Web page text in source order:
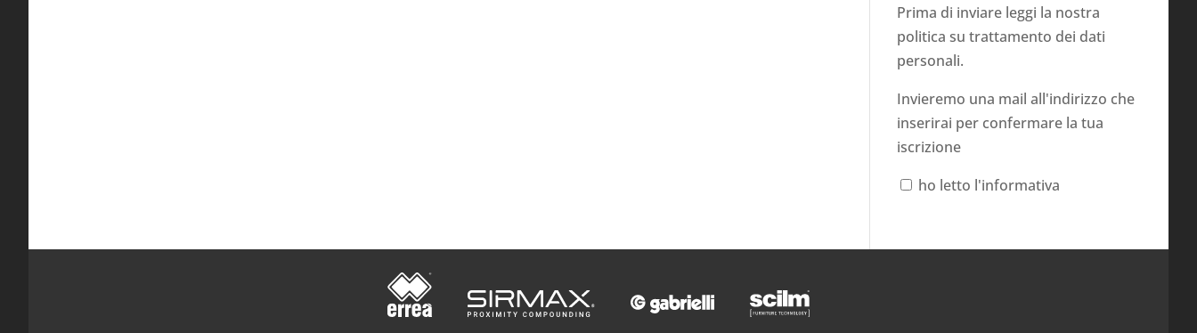
Prima di inviare leggi la nostra
politica su trattamento dei dati
personali.
Invieremo una mail all'indirizzo che
inserirai per confermare la tua
iscrizione
ho letto l'informativa